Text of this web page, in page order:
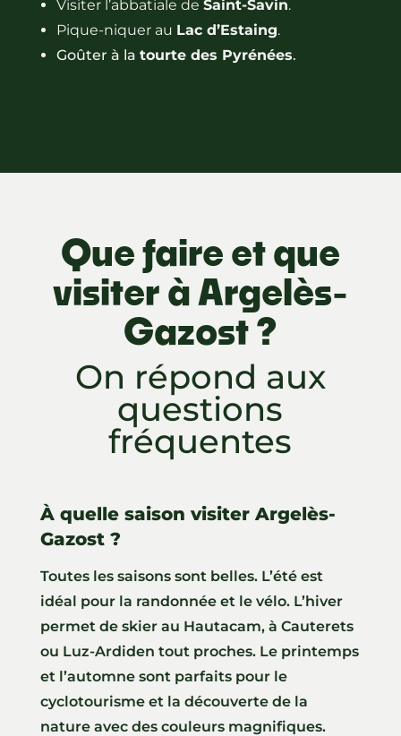
Visiter l’abbatiale de Saint-Savin.
Pique-niquer au Lac d’Estaing.
Goûter à la tourte des Pyrénées.
Que faire et que
visiter à Argelès-
Gazost ?
On répond aux
questions
fréquentes
À quelle saison visiter Argelès-
Gazost ?
Toutes les saisons sont belles. L’été est
idéal pour la randonnée et le vélo. L’hiver
permet de skier au Hautacam, à Cauterets
ou Luz-Ardiden tout proches. Le printemps
et l’automne sont parfaits pour le
cyclotourisme et la découverte de la
nature avec des couleurs magnifiques.